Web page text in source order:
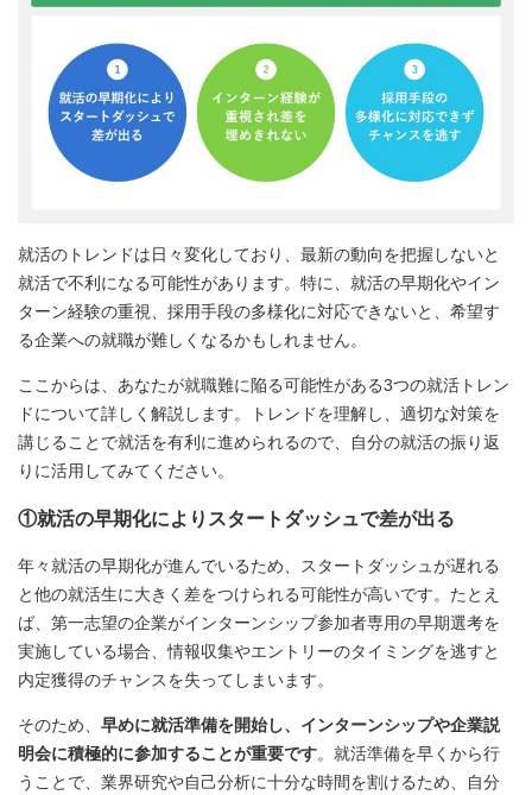
就活のトレンドは日々変化しており、最新の動向を把握しないと
就活で不利になる可能性があります。特に、就活の早期化やイン
ターン経験の重視、採用手段の多様化に対応できないと、希望す
る企業への就職が難しくなるかもしれません。
ここからは、あなたが就職難に陥る可能性がある3つの就活トレン
ドについて詳しく解説します。トレンドを理解し、適切な対策を
講じることで就活を有利に進められるので、自分の就活の振り返
りに活用してみてください。
①就活の早期化によりスタートダッシュで差が出る
年々就活の早期化が進んでいるため、スタートダッシュが遅れる
と他の就活生に大きく差をつけられる可能性が高いです。たとえ
ば、第一志望の企業がインターンシップ参加者専用の早期選考を
実施している場合、情報収集やエントリーのタイミングを逃すと
内定獲得のチャンスを失ってしまいます。
そのため、 早めに就活準備を開始し、インターンシップや企業説
明会に積極的に参加することが重要です。就活準備を早くから行
うことで、業界研究や自己分析に十分な時間を割けるため、自分